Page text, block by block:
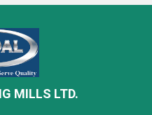
MILLS LTD.